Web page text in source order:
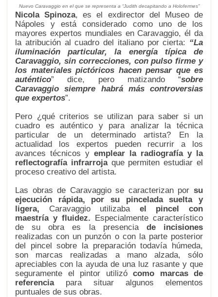
Nuevo Caravaggio en el que se representa a “Judith decapitando a Holofermes”
Nicola Spinoza, es el exdirector del Museo de
Nápoles y está considerado como uno de los
mayores expertos mundiales en Caravaggio, él da
la atribución al cuadro del italiano por cierta: “La
iluminación particular, la energía típica de
Caravaggio, sin correcciones, con pulso firme y
los materiales pictóricos hacen pensar que es
auténtico” dice, pero matizando “sobre
Caravaggio siempre habrá más controversias
que expertos”.
Pero ¿qué criterios se utilizan para saber si un
cuadro es auténtico y para analizar la técnica
particular de un determinado artista? En la
actualidad los expertos pueden recurrir a los
avances técnicos y emplear la radiografía y la
reflectografía infrarrojaque permiten estudiar el
proceso creativo del artista.
Las obras de Caravaggio se caracterizan por su
ejecución rápida, por su pincelada suelta y
ligera, Caravaggio utilizaba el pincel con
maestría y fluidez. Especialmente característico
de su obra es la presencia de incisiones
realizadas con un punzón o con la parte posterior
del pincel sobre la preparación todavía húmeda,
son marcas realizadas a mano alzada, sólo
apreciables con la ayuda de una luz rasante y que
seguramente el pintor utilizó como marcas de
referenciapara situar algunos elementos
puntuales de sus obras.